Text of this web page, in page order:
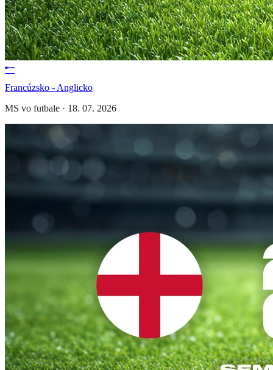
Francúzsko - Anglicko
MS vo futbale · 18. 07. 2026